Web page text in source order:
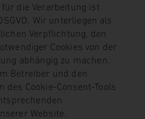
die Verarbeitung ist
Wir unterliegen als
Verpflichtung, den
Cookies von der
abhängig zu machen.
Betreiber und den
Cookie-Consent-Tools
Website.